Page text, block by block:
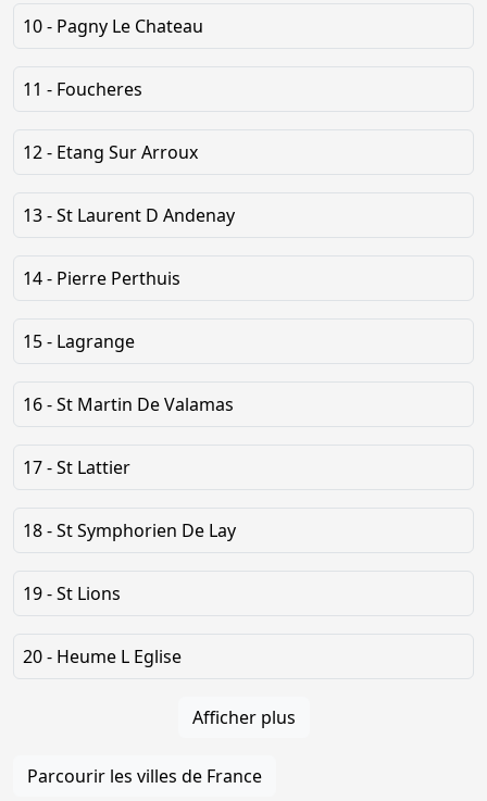
10 - Pagny Le Chateau
11 - Foucheres
12 - Etang Sur Arroux
13 - St Laurent D Andenay
14 - Pierre Perthuis
15 - Lagrange
16 - St Martin De Valamas
17 - St Lattier
18 - St Symphorien De Lay
19 - St Lions
20 - Heume L Eglise
Afficher plus
Parcourir les villes de France